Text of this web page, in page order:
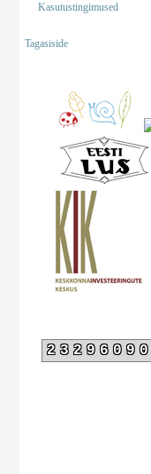
Kasutustingimused
Tagasiside